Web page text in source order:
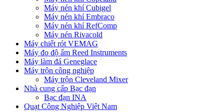
Máy nén khí Cubigel
Máy nén khí Embraco
Máy nén khí RefComp
Máy nén Rivacold
Máy chiết rót VEMAG
Máy đo độ ẩm Reed Instruments
Máy làm đá Geneglace
Máy trộn công nghiệp
Máy trộn Cleveland Mixer
Nhà cung cấp Bạc đạn
Bạc đạn INA
Quạt Công Nghiệp Việt Nam